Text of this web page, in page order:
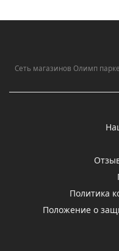
Сеть магазинов Олимп
Политика
Положение о